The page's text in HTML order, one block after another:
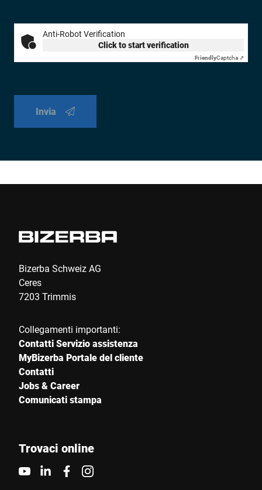
Anti-Robot Verification
Click to start verification
FriendlyCaptcha ⇗
Invia
Bizerba Schweiz AG
Ceres
7203 Trimmis
Collegamenti importanti:
Contatti Servizio assistenza
MyBizerba Portale del cliente
Contatti
Jobs & Career
Comunicati stampa
Trovaci online